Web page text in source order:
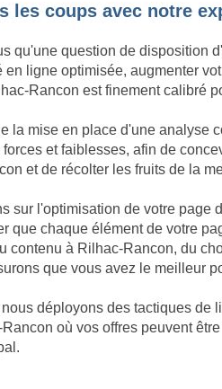
les coups avec notre
qu'une question de disposition
ligne optimisée, augmenter
Rancon est finement calibré
la mise en place d'une analyse
et faiblesses, afin de
et de récolter les fruits de la
sur l'optimisation de votre
que chaque élément de votre
contenu à Rilhac-Rancon, du
que vous avez le meilleur
déployons des tactiques
où vos offres peuvent